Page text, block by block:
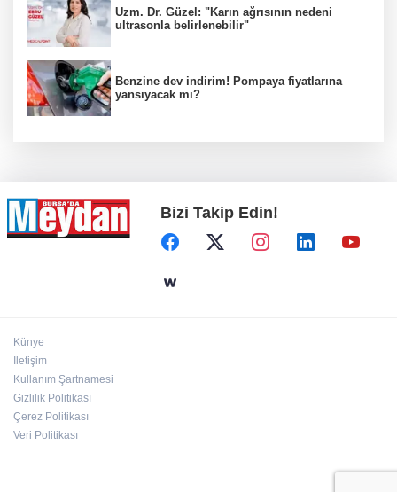
Uzm. Dr. Güzel: "Karın ağrısının nedeni
ultrasonla belirlenebilir"
Benzine dev indirim! Pompaya fiyatlarına
yansıyacak mı?
Bizi Takip Edin!
Künye
İletişim
Kullanım Şartnamesi
Gizlilik Politikası
Çerez Politikası
Veri Politikası